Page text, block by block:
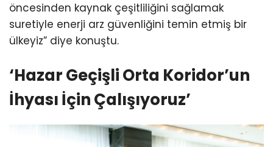
öncesinden kaynak çeşitliliğini sağlamak
suretiyle enerji arz güvenliğini temin etmiş bir
ülkeyiz” diye konuştu.
‘Hazar Geçişli Orta Koridor’un
İhyası İçin Çalışıyoruz’